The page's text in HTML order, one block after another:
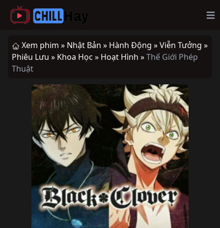
Xem phim » Nhật Bản » Hành Động »Viễn Tưởng »
Phiêu Lưu » Khoa Học » Hoạt Hình »Thế Giới Phép
Thuật